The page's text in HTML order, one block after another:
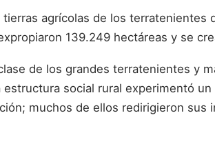
agrícolas de los terratenientes
139.249 hectáreas y se
de los grandes terratenientes y
social rural experimentó
muchos de ellos redirigieron